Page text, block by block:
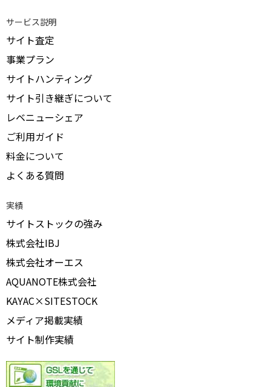
サービス説明
サイト査定
事業プラン
サイトハンティング
サイト引き継ぎについて
レベニューシェア
ご利用ガイド
料金について
よくある質問
実績
サイトストックの強み
株式会社IBJ
株式会社オーエス
AQUANOTE株式会社
KAYAC×SITESTOCK
メディア掲載実績
サイト制作実績